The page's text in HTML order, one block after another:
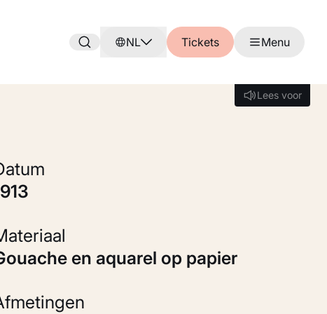
NL Tickets Menu
Lees voor
Lees voor
Datum
1913
Materiaal
Gouache en aquarel op papier
Afmetingen